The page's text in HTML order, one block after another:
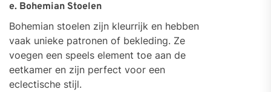
e. Bohemian Stoelen
Bohemian stoelen zijn kleurrijk en hebben
vaak unieke patronen of bekleding. Ze
voegen een speels element toe aan de
eetkamer en zijn perfect voor een
eclectische stijl.